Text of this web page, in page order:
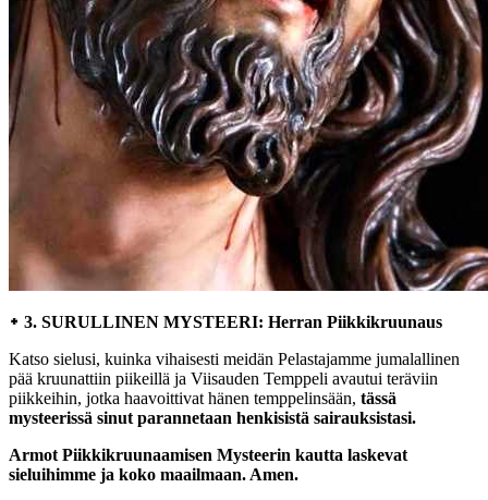
᛭ 3. SURULLINEN MYSTEERI: Herran Piikkikruunaus
Katso sielusi, kuinka vihaisesti meidän Pelastajamme jumalallinen
pää kruunattiin piikeillä ja Viisauden Temppeli avautui teräviin
piikkeihin, jotka haavoittivat hänen temppelinsään, tässä
mysteerissä sinut parannetaan henkisistä sairauksistasi.
Armot Piikkikruunaamisen Mysteerin kautta laskevat
sieluihimme ja koko maailmaan. Amen.